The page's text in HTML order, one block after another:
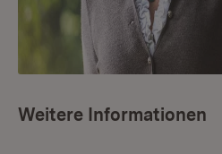
Weitere Informationen